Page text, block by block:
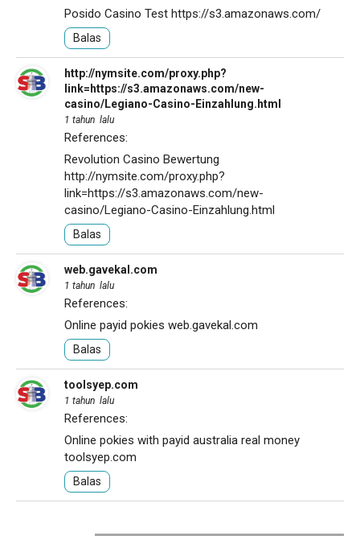
Posido Casino Test https://s3.amazonaws.com/
Balas
http://nymsite.com/proxy.php?
link=https://s3.amazonaws.com/new-
casino/Legiano-Casino-Einzahlung.html
1 tahun lalu
References:
Revolution Casino Bewertung
http://nymsite.com/proxy.php?
link=https://s3.amazonaws.com/new-
casino/Legiano-Casino-Einzahlung.html
Balas
web.gavekal.com
1 tahun lalu
References:
Online payid pokies web.gavekal.com
Balas
toolsyep.com
1 tahun lalu
References:
Online pokies with payid australia real money
toolsyep.com
Balas